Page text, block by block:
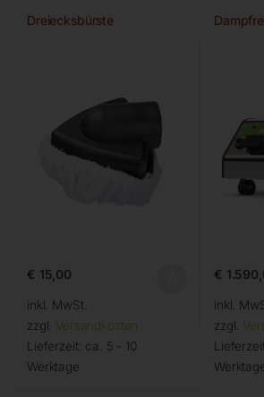
Dreiecksbürste
€ 15,00
inkl. MwSt.
zzgl. Versandkosten
Lieferzeit: ca. 5 - 10
Werktage
€
inkl.
zzgl.